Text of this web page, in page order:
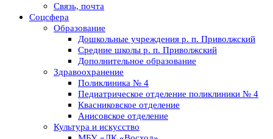
Связь, почта
Соцсфера
Образование
Дошкольные учреждения р. п. Приволжский
Средние школы р. п. Приволжский
Дополнительное образование
Здравоохранение
Поликлиника № 4
Педиатрическое отделение поликлиники № 4
Квасниковское отделение
Анисовское отделение
Культура и искусство